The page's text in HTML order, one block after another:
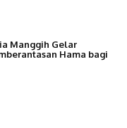
Manggih Gelar
Hama bagi